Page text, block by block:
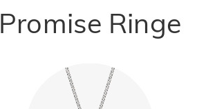
Promise Ringe